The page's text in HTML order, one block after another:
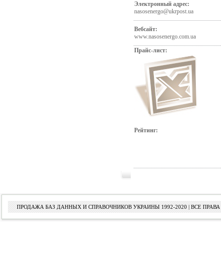
Электронный адрес:
nasosenergo@ukrpost.ua
Вебсайт:
www.nasosenergo.com.ua
Прайс-лист:
Рейтинг:
ПРОДАЖА БАЗ ДАННЫХ И СПРАВОЧНИКОВ УКРАИНЫ 1992-2020 | ВСЕ